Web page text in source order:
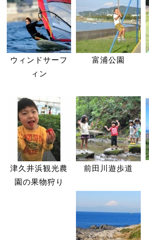
ウィンドサーフ
ィン
富浦公園
津久井浜観光農
園の果物狩り
前田川遊歩道